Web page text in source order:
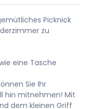
Picknick
zu
eine Tasche
Sie Ihr
hin mitnehmen! Mit
dem kleinen Griff